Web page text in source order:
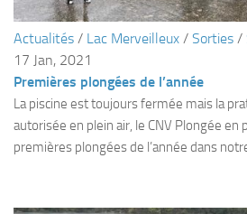
AUDIOVISUEL
Photo
Vidéo
Peinture
NAGE
Actualités / Lac Merveilleux / Sorties /
17 Jan, 2021
Premières plongées de l’année
La piscine est toujours fermée mais la
autorisée en plein air, le CNV Plongée
premières plongées de l’année dans notre